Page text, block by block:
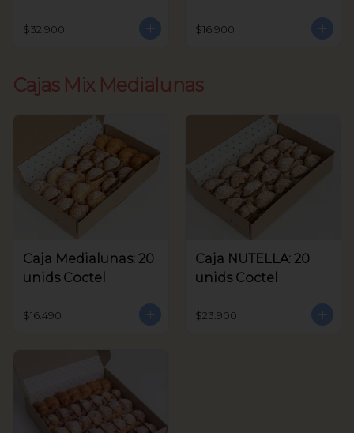
$32.900 $16.900
Cajas Mix Medialunas
Caja Medialunas: 20
unids Coctel
$16.490
Caja NUTELLA: 20
unids Coctel
$23.900